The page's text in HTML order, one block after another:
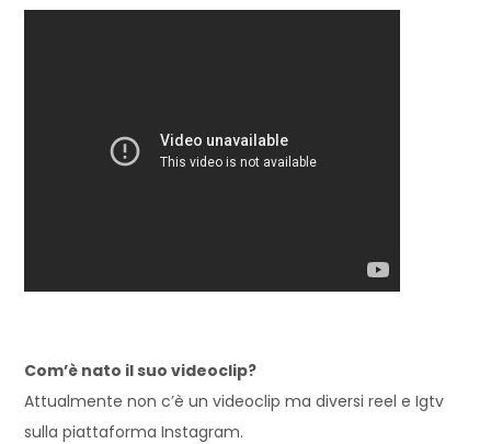
Com’è nato il suo videoclip?
Attualmente non c’è un videoclip ma diversireel eIgtv
sulla piattaforma Instagram.